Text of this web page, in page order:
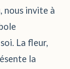
nous invite à
La fleur,
la